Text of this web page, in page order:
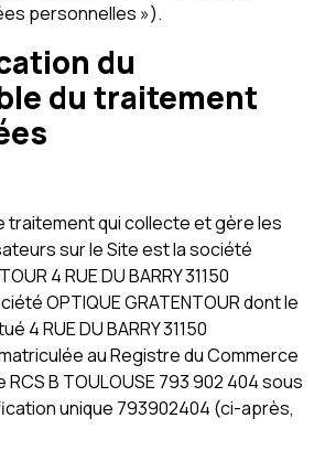
personnelles »).
du
du traitement
traitement qui collecte et gère les
sur le Site est la société
4 RUE DU BARRY 31150
OPTIQUE GRATENTOUR dont le
4 RUE DU BARRY 31150
au Registre du Commerce
B TOULOUSE 793 902 404 sous
unique 793902404 (ci-après,